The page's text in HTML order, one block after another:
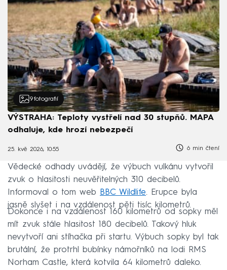
9 fotografií
VÝSTRAHA: Teploty vystřelí nad 30 stupňů. MAPA
odhaluje, kde hrozí nebezpečí
25. kvě 2026, 10:55 6 min čtení
Vědecké odhady uvádějí, že výbuch vulkánu vytvořil
zvuk o hlasitosti neuvěřitelných 310 decibelů.
Informoval o tom web
BBC Wildlife. Erupce byla
jasně slyšet i na vzdálenost pěti tisíc kilometrů.
Dokonce i na vzdálenost 160 kilometrů od sopky měl
mít zvuk stále hlasitost 180 decibelů. Takový hluk
nevytvoří ani stíhačka při startu. Výbuch sopky byl tak
brutální, že protrhl bubínky námořníků na lodi RMS
Norham Castle, která kotvila 64 kilometrů daleko.